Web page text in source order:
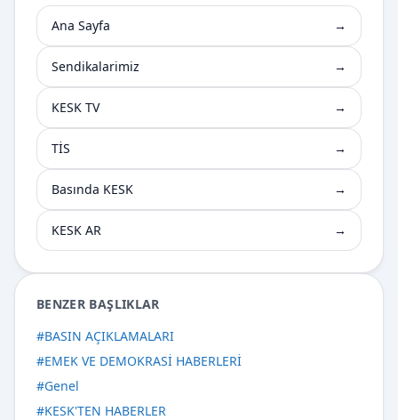
Ana Sayfa →
Sendikalarimiz →
KESK TV →
TİS →
Basında KESK →
KESK AR →
BENZER BAŞLIKLAR
#BASIN AÇIKLAMALARI
#EMEK VE DEMOKRASİ HABERLERİ
#Genel
#KESK'TEN HABERLER